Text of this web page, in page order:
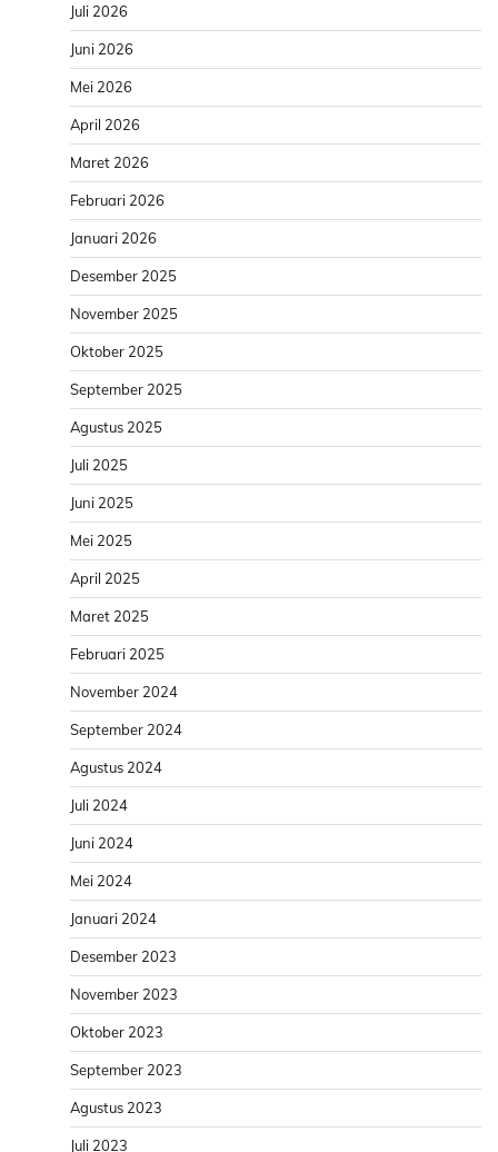
Juli 2026
Juni 2026
Mei 2026
April 2026
Maret 2026
Februari 2026
Januari 2026
Desember 2025
November 2025
Oktober 2025
September 2025
Agustus 2025
Juli 2025
Juni 2025
Mei 2025
April 2025
Maret 2025
Februari 2025
November 2024
September 2024
Agustus 2024
Juli 2024
Juni 2024
Mei 2024
Januari 2024
Desember 2023
November 2023
Oktober 2023
September 2023
Agustus 2023
Juli 2023